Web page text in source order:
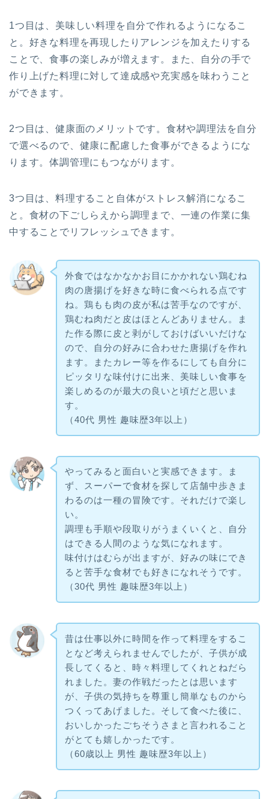
1つ目は、美味しい料理を自分で作れるようになるこ
と。好きな料理を再現したりアレンジを加えたりする
ことで、食事の楽しみが増えます。また、自分の手で
作り上げた料理に対して達成感や充実感を味わうこと
ができます。
2つ目は、健康面のメリットです。食材や調理法を自分
で選べるので、健康に配慮した食事ができるようにな
ります。体調管理にもつながります。
3つ目は、料理すること自体がストレス解消になるこ
と。食材の下ごしらえから調理まで、一連の作業に集
中することでリフレッシュできます。
外食ではなかなかお目にかかれない鶏むね
肉の唐揚げを好きな時に食べられる点です
ね。鶏もも肉の皮が私は苦手なのですが、
鶏むね肉だと皮はほとんどありません。ま
た作る際に皮と剥がしておけばいいだけな
ので、自分の好みに合わせた唐揚げを作れ
ます。またカレー等を作るにしても自分に
ピッタリな味付けに出来、美味しい食事を
楽しめるのが最大の良いと頃だと思いま
す。
（40代 男性 趣味歴3年以上）
やってみると面白いと実感できます。ま
ず、スーパーで食材を探して店舗中歩きま
わるのは一種の冒険です。それだけで楽し
い。
調理も手順や段取りがうまくいくと、自分
はできる人間のような気になれます。
味付けはむらが出ますが、好みの味にでき
ると苦手な食材でも好きになれそうです。
（30代 男性 趣味歴3年以上）
昔は仕事以外に時間を作って料理をするこ
となど考えられませんでしたが、子供が成
長してくると、時々料理してくれとねだら
れました。妻の作戦だったとは思います
が、子供の気持ちを尊重し簡単なものから
つくってあげました。そして食べた後に、
おいしかったごちそうさまと言われること
がとても嬉しかったです。
（60歳以上 男性 趣味歴3年以上）